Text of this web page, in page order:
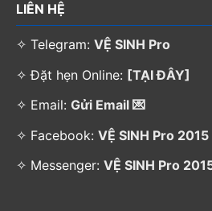
LIÊN HỆ
✧ Telegram: VỆ SINH Pro
✧ Đặt hẹn Online: [TẠI ĐÂY]
✧ Email: Gửi Email 💌
✧ Facebook: VỆ SINH Pro 2015
✧ Messenger: VỆ SINH Pro